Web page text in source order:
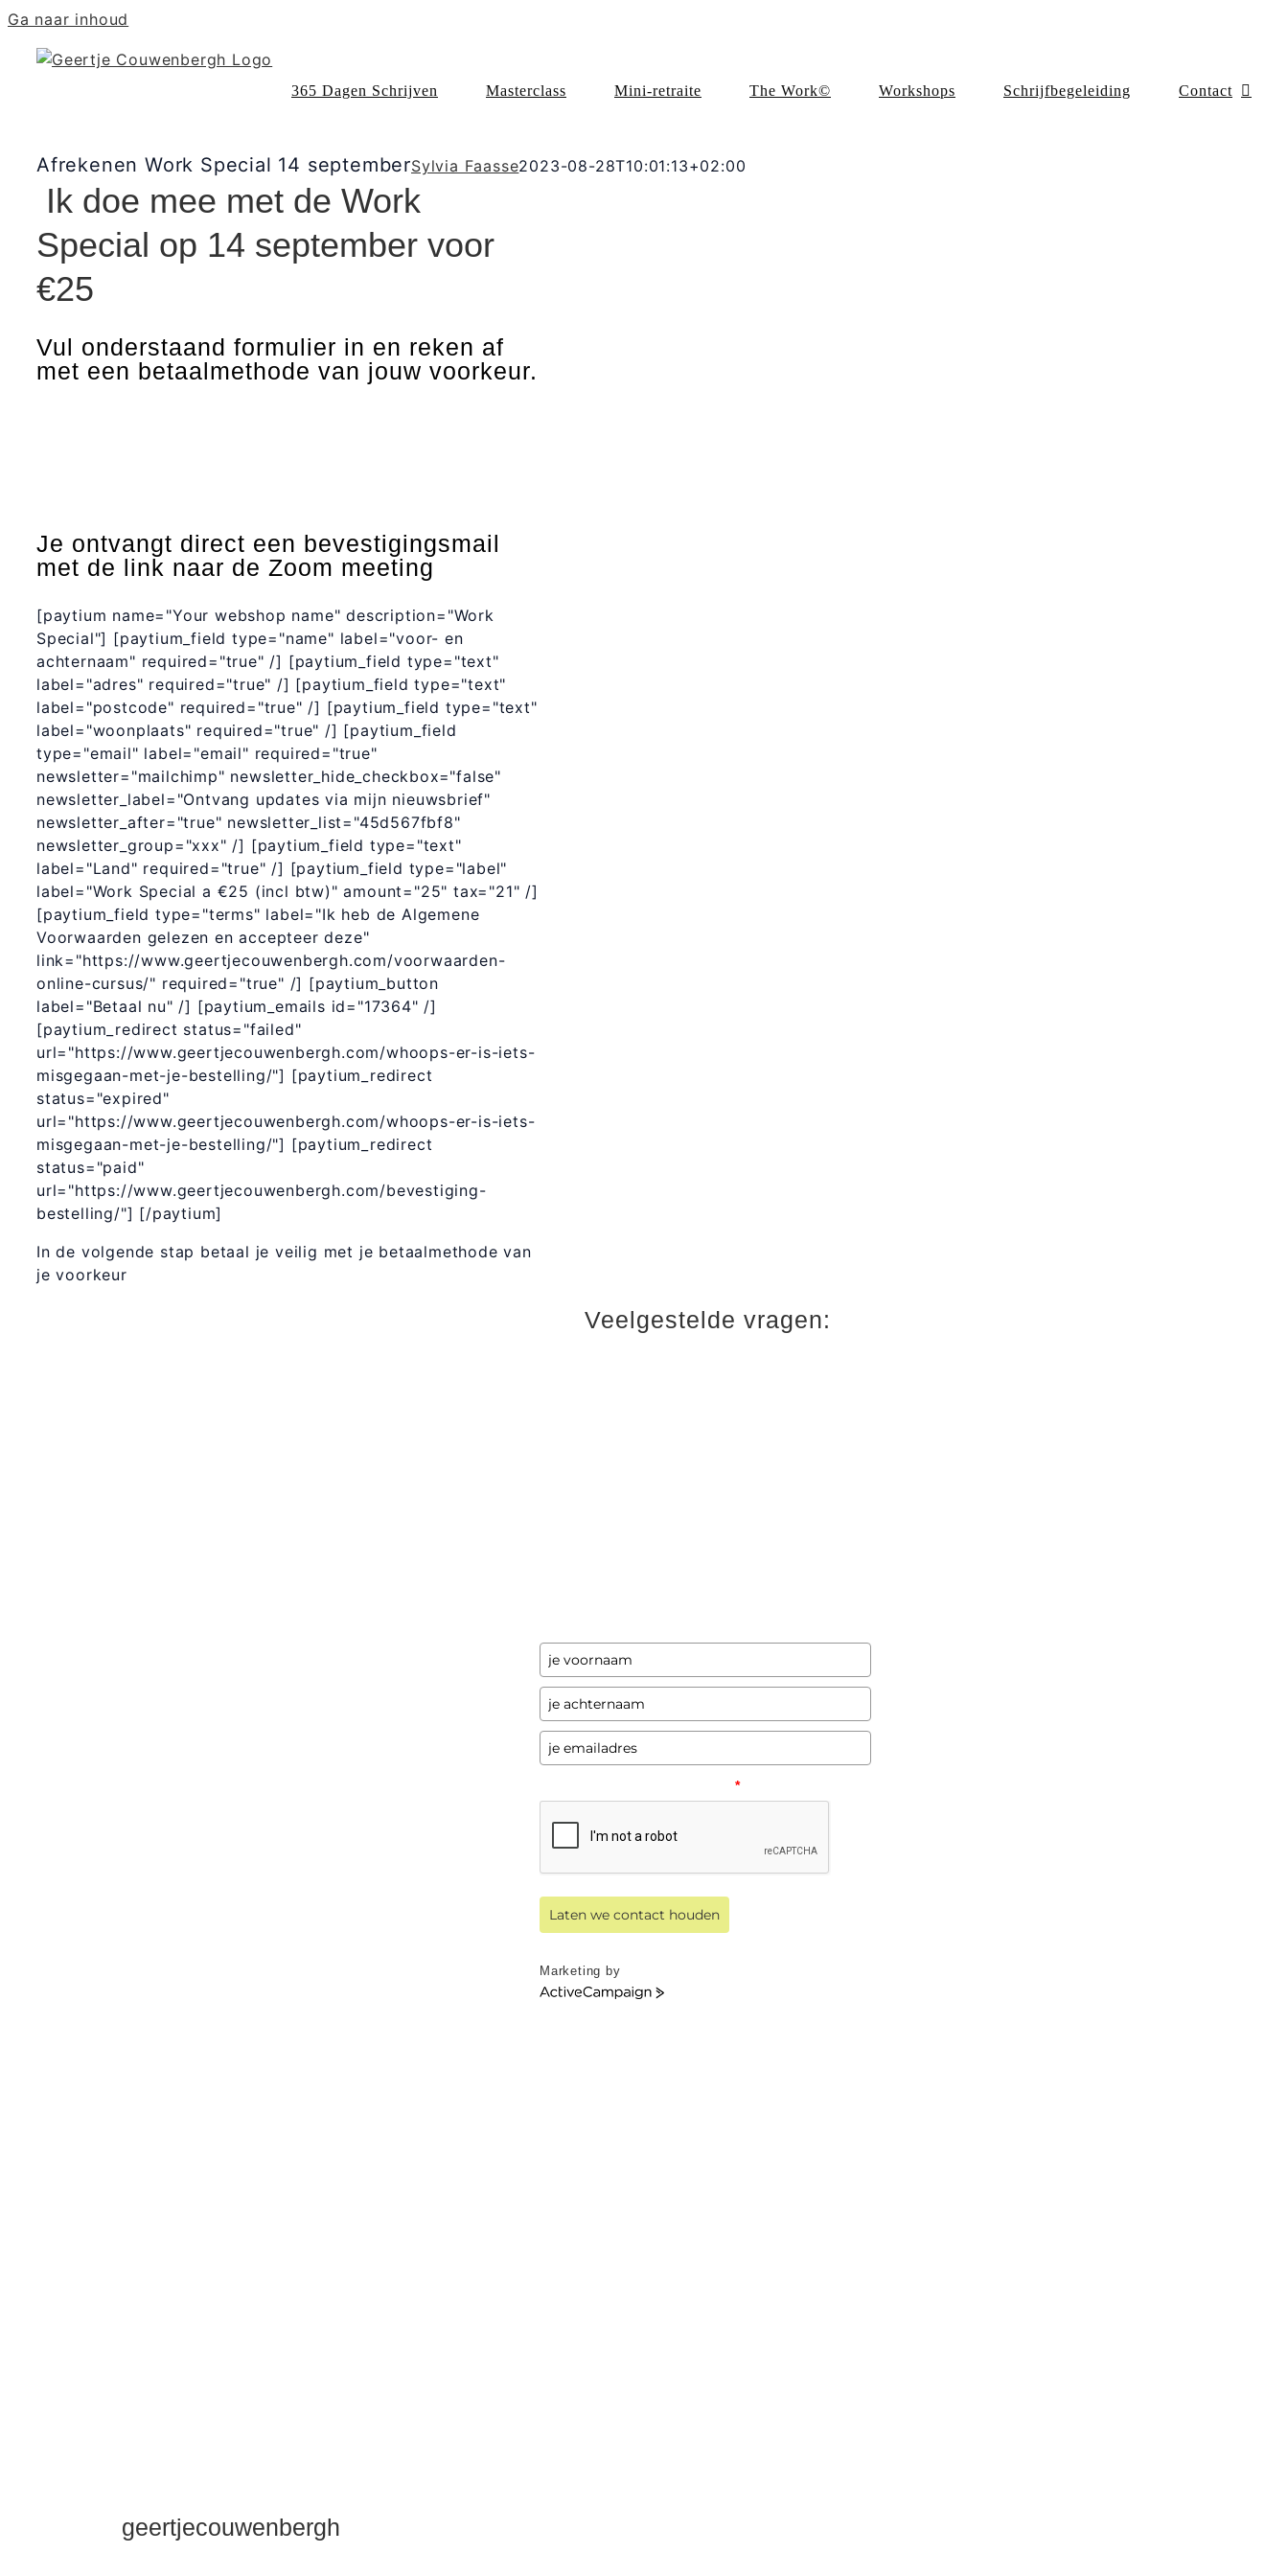
Ga naar inhoud
365 Dagen Schrijven Masterclass Mini-retraite The Work© Workshops Schrijfbegeleiding Contact
Afrekenen Work Special 14 septemberSylvia Faasse2023-08-28T10:01:13+02:00
Ik doe mee met de Work
Special op 14 september voor
€25
Vul onderstaand formulier in en reken af
met een betaalmethode van jouw voorkeur.
Je ontvangt direct een bevestigingsmail
met de link naar de Zoom meeting
[paytium name="Your webshop name" description="Work
Special"] [paytium_field type="name" label="voor- en
achternaam" required="true" /] [paytium_field type="text"
label="adres" required="true" /] [paytium_field type="text"
label="postcode" required="true" /] [paytium_field type="text"
label="woonplaats" required="true" /] [paytium_field
type="email" label="email" required="true"
newsletter="mailchimp" newsletter_hide_checkbox="false"
newsletter_label="Ontvang updates via mijn nieuwsbrief"
newsletter_after="true" newsletter_list="45d567fbf8"
newsletter_group="xxx" /] [paytium_field type="text"
label="Land" required="true" /] [paytium_field type="label"
label="Work Special a €25 (incl btw)" amount="25" tax="21" /]
[paytium_field type="terms" label="Ik heb de Algemene
Voorwaarden gelezen en accepteer deze"
link="https://www.geertjecouwenbergh.com/voorwaarden-
online-cursus/" required="true" /] [paytium_button
label="Betaal nu" /] [paytium_emails id="17364" /]
[paytium_redirect status="failed"
url="https://www.geertjecouwenbergh.com/whoops-er-is-iets-
misgegaan-met-je-bestelling/"] [paytium_redirect
status="expired"
url="https://www.geertjecouwenbergh.com/whoops-er-is-iets-
misgegaan-met-je-bestelling/"] [paytium_redirect
status="paid"
url="https://www.geertjecouwenbergh.com/bevestiging-
bestelling/"] [/paytium]
In de volgende stap betaal je veilig met je betaalmethode van
je voorkeur
Veelgestelde vragen:
*
Laten we contact houden
Marketing by
ActiveCampaign
geertjecouwenbergh